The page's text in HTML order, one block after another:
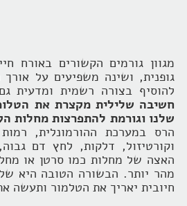
מגוון גורמים הקשורים באורח
גופנית, ושינה משפיעים על
להוסיף בצורה רשמית ומדעית
חשיבה שלילית מקצרת את
שלנו וגורמת להתפרצות מחלות
הרס במערכת ההורמונלית, רמות
וקורטיזול, דלקות, לחץ דם
האצה של מחלות כמו סרטן או
מהר יותר. הבשורה הטובה היא
חיובית יאריך את הטלמור ותעשה